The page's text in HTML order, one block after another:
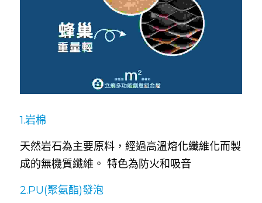
1.岩棉
天然岩石為主要原料，經過高溫熔化纖維化而製
成的無機質纖維。 特色為防火和吸音
2.PU(聚氨酯)發泡